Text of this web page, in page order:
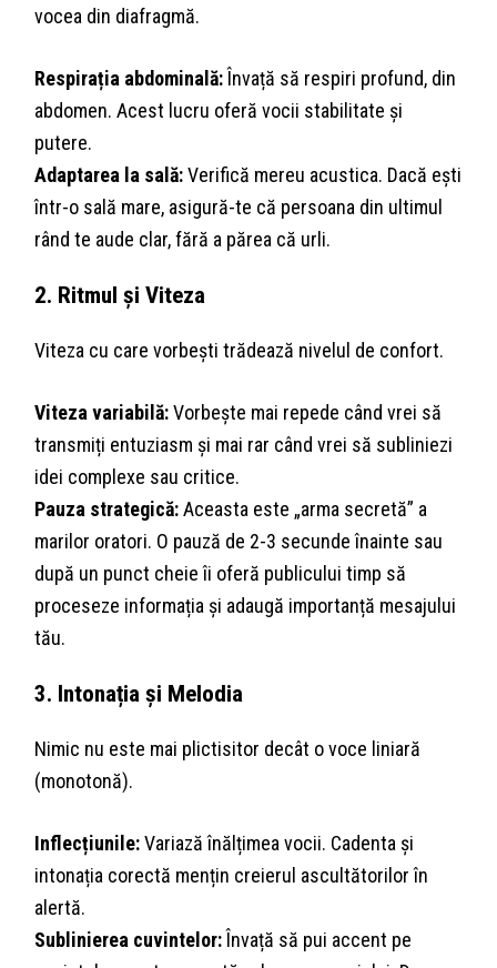
vocea din diafragmă.
Respirația abdominală:Învață să respiri profund, din
abdomen. Acest lucru oferă vocii stabilitate și
putere.
Adaptarea la sală:Verifică mereu acustica. Dacă ești
într-o sală mare, asigură-te că persoana din ultimul
rând te aude clar, fără a părea că urli.
2. Ritmul și Viteza
Viteza cu care vorbești trădează nivelul de confort.
Viteza variabilă:Vorbește mai repede când vrei să
transmiți entuziasm și mai rar când vrei să subliniezi
idei complexe sau critice.
Pauza strategică:Aceasta este „arma secretă” a
marilor oratori. O pauză de 2-3 secunde înainte sau
după un punct cheie îi oferă publicului timp să
proceseze informația și adaugă importanță mesajului
tău.
3. Intonația și Melodia
Nimic nu este mai plictisitor decât o voce liniară
(monotonă).
Inflecțiunile:Variază înălțimea vocii. Cadenta și
intonația corectă mențin creierul ascultătorilor în
alertă.
Sublinierea cuvintelor: Învață să pui accent pe